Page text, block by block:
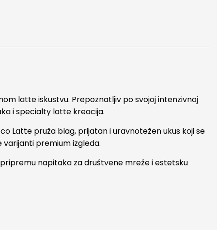
latte iskustvu. Prepoznatljiv po svojoj intenzivnoj
i specialty latte kreacija.
Latte pruža blag, prijatan i uravnotežen ukus koji se
premium izgleda.
napitaka za društvene mreže i estetsku